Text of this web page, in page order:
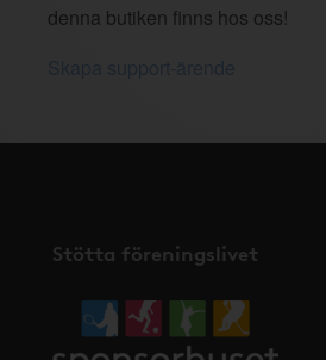
denna butiken finns hos oss!
Stötta föreningslivet